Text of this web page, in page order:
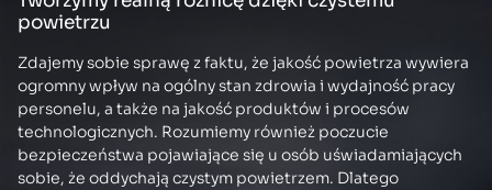
powietrzu
Zdajemy sobie sprawę z faktu, że jakość powietrza wywiera
ogromny wpływ na ogólny stan zdrowia i wydajność pracy
personelu, a także na jakość produktów i procesów
technologicznych. Rozumiemy również poczucie
bezpieczeństwa pojawiające się u osób uświadamiających
sobie, że oddychają czystym powietrzem. Dlatego